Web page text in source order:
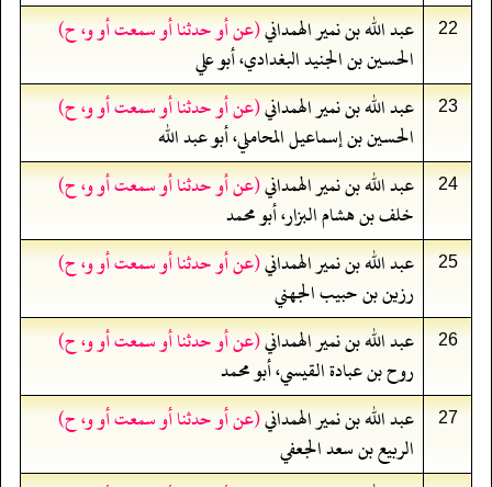
22 عبد الله بن نمير الهمداني(عن أو حدثنا أو سمعت أو و، ح)
الحسين بن الجنيد البغدادي، أبو علي
23 عبد الله بن نمير الهمداني(عن أو حدثنا أو سمعت أو و، ح)
الحسين بن إسماعيل المحاملي، أبو عبد الله
24 عبد الله بن نمير الهمداني(عن أو حدثنا أو سمعت أو و، ح)
خلف بن هشام البزار، أبو محمد
25 عبد الله بن نمير الهمداني(عن أو حدثنا أو سمعت أو و، ح)
رزين بن حبيب الجهني
26 عبد الله بن نمير الهمداني(عن أو حدثنا أو سمعت أو و، ح)
روح بن عبادة القيسي، أبو محمد
27 عبد الله بن نمير الهمداني(عن أو حدثنا أو سمعت أو و، ح)
الربيع بن سعد الجعفي